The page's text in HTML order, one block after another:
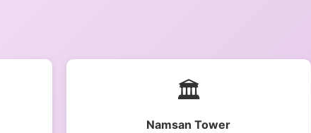
🏛️
Namsan Tower